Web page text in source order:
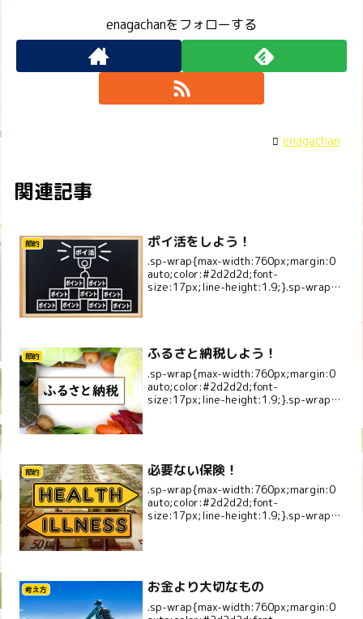
enagachanをフォローする
enagachan
関連記事
節約 ポイ活をしよう！
.sp-wrap{max-width:760px;margin:0
auto;color:#2d2d2d;font-
size:17px;line-height:1.9;}.sp-wrap
節約 ふるさと納税しよう！
.sp-wrap{max-width:760px;margin:0
auto;color:#2d2d2d;font-
size:17px;line-height:1.9;}.sp-wrap
節約 必要ない保険！
.sp-wrap{max-width:760px;margin:0
auto;color:#2d2d2d;font-
size:17px;line-height:1.9;}.sp-wrap
考え方 お金より大切なもの
.sp-wrap{max-width:760px;margin:0